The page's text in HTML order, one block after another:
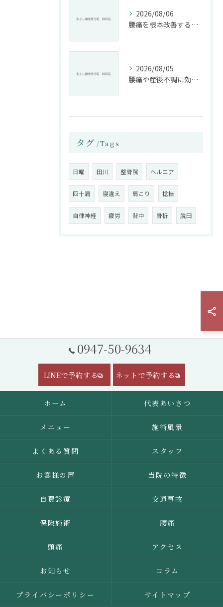
2026/08/06
腰痛を根本改善する整骨院の施術とアドバイスの重要性
2026/08/05
腰痛や産後不調に効く整骨院の施術と姿勢改善法
タグ Tags
日曜 田川 整骨院 ヘルニア
四十肩 寝違え 肩こり 捻挫
自律神経 疲労 背中 骨折 脱臼
0947-50-9634
LINEで予約する ネットで予約する
ホーム 代表あいさつ
メニュー 施術風景
よくある質問 スタッフ
お客様の声 当院の特徴
自費診療 交通事故
保険施術 腰痛
頭痛 アクセス
お知らせ コラム
プライバシーポリシー サイトマップ